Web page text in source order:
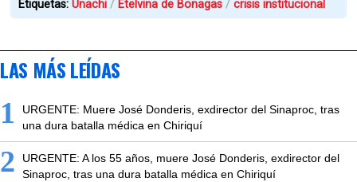
Etiquetas:Unachi Etelvina de Bonagas crisis institucional
LAS MÁS LEÍDAS
1
URGENTE: Muere José Donderis, exdirector del Sinaproc, tras
una dura batalla médica en Chiriquí
2
URGENTE: A los 55 años, muere José Donderis, exdirector del
Sinaproc, tras una dura batalla médica en Chiriquí